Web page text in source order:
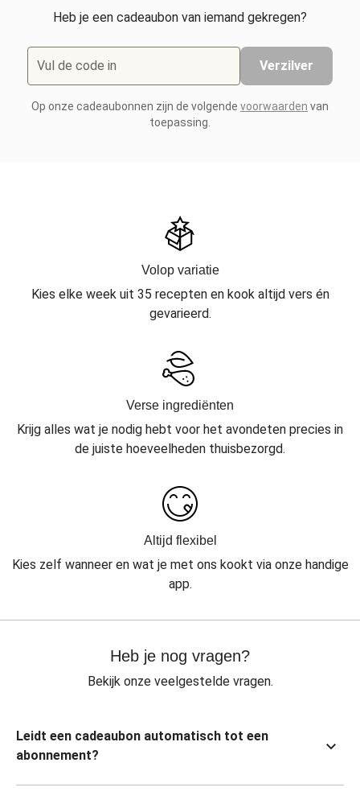
Heb je een cadeaubon van iemand gekregen?
Vul de code in Verzilver
Op onze cadeaubonnen zijn de volgende voorwaarden van
toepassing.
Volop variatie
Kies elke week uit 35 recepten en kook altijd vers én
gevarieerd.
Verse ingrediënten
Krijg alles wat je nodig hebt voor het avondeten precies in
de juiste hoeveelheden thuisbezorgd.
Altijd flexibel
Kies zelf wanneer en wat je met ons kookt via onze handige
app.
Heb je nog vragen?
Bekijk onze veelgestelde vragen.
Leidt een cadeaubon automatisch tot een
abonnement?